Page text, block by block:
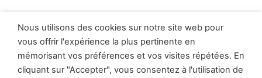
Nous utilisons des cookies sur notre site web pour
vous offrir l'expérience la plus pertinente en
mémorisant vos préférences et vos visites répétées. En
cliquant sur "Accepter", vous consentez à l'utilisation de